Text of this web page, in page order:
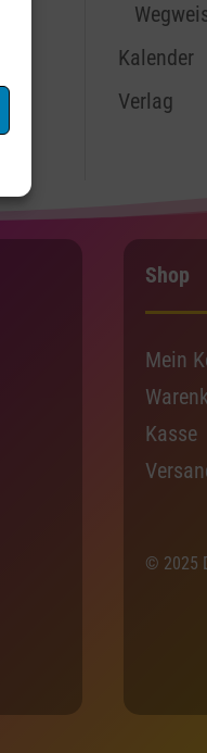
Kalender
Verlag
Shop
Mein
Kasse
© 2025